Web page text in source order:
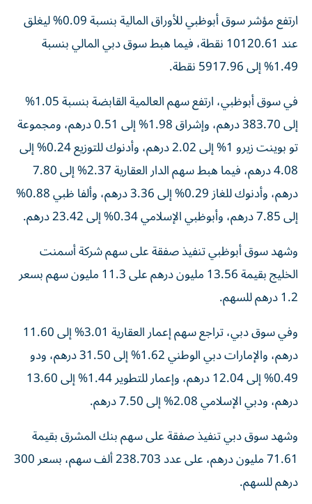
ارتفع مؤشر سوق أبوظبي للأوراق المالية بنسبة 0.09% ليغلق
عند 10120.61 نقطة، فيما هبط سوق دبي المالي بنسبة
1.49% إلى 5917.96 نقطة.
في سوق أبوظبي، ارتفع سهم العالمية القابضة بنسبة 1.05%
إلى 383.70 درهم، وإشراق 1.98% إلى 0.51 درهم، ومجموعة
تو بوينت زيرو 1% إلى 2.02 درهم، وأدنوك للتوزيع 0.24% إلى
4.08 درهم، فيما هبط سهم الدار العقارية 2.37% إلى 7.80
درهم، وأدنوك للغاز 0.29% إلى 3.36 درهم، وألفا ظبي 0.88%
إلى 7.85 درهم، وأبوظبي الإسلامي 0.34% إلى 23.42 درهم.
وشهد سوق أبوظبي تنفيذ صفقة على سهم شركة أسمنت
الخليج بقيمة 13.56 مليون درهم على 11.3 مليون سهم بسعر
1.2 درهم للسهم.
وفي سوق دبي، تراجع سهم إعمار العقارية 3.01% إلى 11.60
درهم، والإمارات دبي الوطني 1.62% إلى 31.50 درهم، ودو
0.49% إلى 12.04 درهم، وإعمار للتطوير 1.44% إلى 13.60
درهم، ودبي الإسلامي 2.08% إلى 7.50 درهم.
وشهد سوق دبي تنفيذ صفقة على سهم بنك المشرق بقيمة
71.61 مليون درهم، على عدد 238.703 ألف سهم، بسعر 300
درهم للسهم.